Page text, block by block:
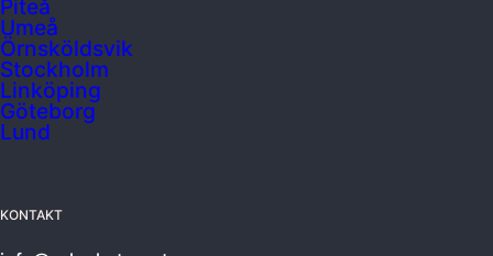
Piteå
Umeå
Örnsköldsvik
Stockholm
Linköping
Göteborg
Lund
KONTAKT